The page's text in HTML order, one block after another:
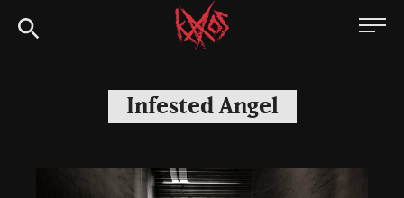
Siirry
suoraan
Kaaoszine
Infested Angel